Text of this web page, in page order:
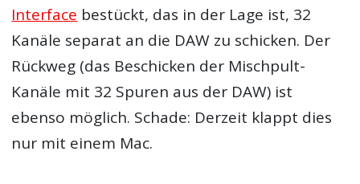
Interface bestückt, das in der Lage ist, 32
Kanäle separat an die DAW zu schicken. Der
Rückweg (das Beschicken der Mischpult-
Kanäle mit 32 Spuren aus der DAW) ist
ebenso möglich. Schade: Derzeit klappt dies
nur mit einem Mac.